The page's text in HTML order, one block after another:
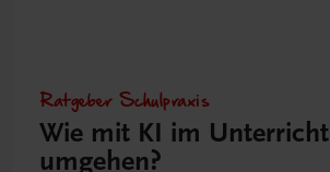
Ratgeber Schulpraxis
Wie mit KI im Unterricht
umgehen?